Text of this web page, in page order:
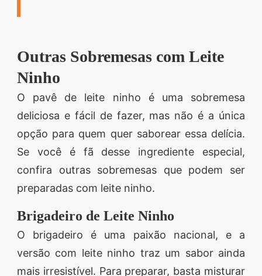
Outras Sobremesas com Leite
Ninho
O pavê de leite ninho é uma sobremesa
deliciosa e fácil de fazer, mas não é a única
opção para quem quer saborear essa delícia.
Se você é fã desse ingrediente especial,
confira outras sobremesas que podem ser
preparadas com leite ninho.
Brigadeiro de Leite Ninho
O brigadeiro é uma paixão nacional, e a
versão com leite ninho traz um sabor ainda
mais irresistível. Para preparar, basta misturar